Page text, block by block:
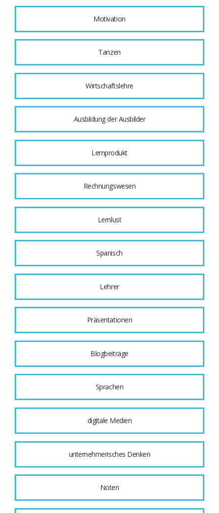
Motivation
Tanzen
Wirtschaftslehre
Ausbildung der Ausbilder
Lernprodukt
Rechnungswesen
Lernlust
Spanisch
Lehrer
Präsentationen
Blogbeiträge
Sprachen
digitale Medien
unternehmerisches Denken
Noten